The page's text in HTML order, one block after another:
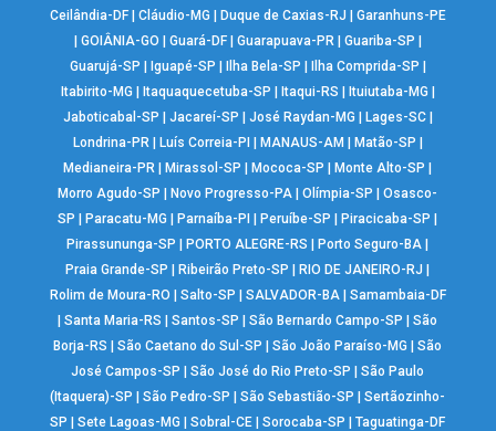
Ceilândia-DF| Cláudio-MG Duque de Caxias-RJ
Garanhuns-PE
GOIÂNIA-GO Guará-DF| Guarapuava-PR| Guariba-SP
Guarujá-SP
Iguapé-SP Ilha Bela-SP Ilha Comprida-SP
Itabirito-MG
Itaquaquecetuba-SP Itaqui-RS Ituiutaba-MG
Jaboticabal-SP
Jacareí-SP José Raydan-MG Lages-SC|
Londrina-PR| Luís Correia-PI MANAUS-AM Matão-SP
Medianeira-PR
Mirassol-SP Mococa-SP Monte Alto-SP
Morro Agudo-SP
Novo Progresso-PA |Olímpia-SP |Osasco-
SP
Paracatu-MG Parnaíba-PI Peruíbe-SP Piracicaba-SP
Pirassununga-SP
PORTO ALEGRE-RS Porto Seguro-BA
Praia Grande-SP
Ribeirão Preto-SP RIO DE JANEIRO-RJ
Rolim de Moura-RO
Salto-SP SALVADOR-BA| Samambaia-DF
|Santa Maria-RS |Santos-SP |São Bernardo Campo-SP |São
Borja-RS
|São Caetano do Sul-SP |São João Paraíso-MG |São
José Campos-SP
|São José do Rio Preto-SP |São Paulo
(Itaquera)-SP
|São Pedro-SP |São Sebastião-SP |Sertãozinho-
SP
|Sete Lagoas-MG |Sobral-CE |Sorocaba-SP |Taguatinga-DF